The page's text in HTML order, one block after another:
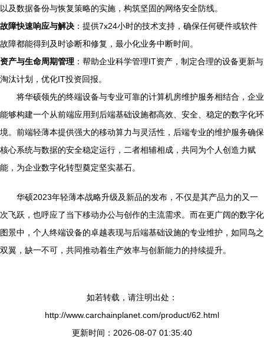
以及数据备份与恢复策略的实施，构筑坚固的网络安全防线。
故障快速响应与解决 ：提供7x24小时的技术支持，确保任何硬件或软件
故障都能得到及时诊断和修复，最小化业务中断时间。
资产与生命周期管理 ：帮助企业科学管理IT资产，制定合理的设备更新与
淘汰计划，优化IT投资回报。
将华硕领先的终端设备与专业可靠的计算机房维护服务相结合，企业
能够构建一个从前端应用到后端基础设施都高效、安全、稳定的数字化环
境。前端轻薄本提供强大的移动算力与灵活性，后端专业的维护服务确保
核心系统与数据的安全稳定运行，二者相辅相成，共同为个人创造力赋
能，为企业数字化转型奠定坚实基石。
华硕2023年轻薄本战略升级及新品的发布，不仅是其产品力的又一
次飞跃，也呼应了当下移动办公与创作的主流需求。而在更广阔的数字化
图景中，个人终端设备的卓越表现与后端基础设施的专业维护，如同鸟之
双翼，缺一不可，共同推动着生产效率与创新能力的持续提升。
如若转载，请注明出处：
http://www.carchainplanet.com/product/62.html
更新时间：2026-08-07 01:35:40